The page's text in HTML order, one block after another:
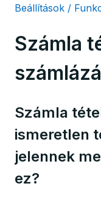
Beállítások /
Számla
Számla
ismeretlen
jelennek
ez?